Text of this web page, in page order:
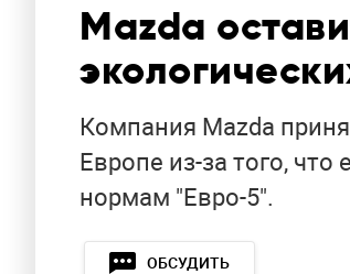
Mazda
Компания Mazda
Европе из-за того,
нормам "Евро-5".
ОБСУДИТЬ